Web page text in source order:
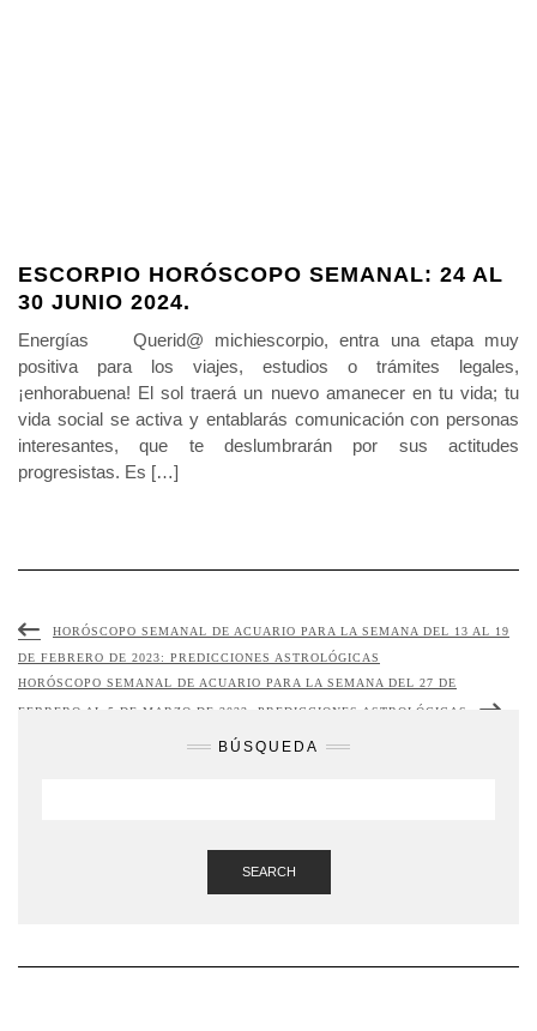
ESCORPIO HORÓSCOPO SEMANAL: 24 AL
30 JUNIO 2024.
Energías Querid@ michiescorpio, entra una etapa muy
positiva para los viajes, estudios o trámites legales,
¡enhorabuena! El sol traerá un nuevo amanecer en tu vida; tu
vida social se activa y entablarás comunicación con personas
interesantes, que te deslumbrarán por sus actitudes
progresistas. Es […]
HORÓSCOPO SEMANAL DE ACUARIO PARA LA SEMANA DEL 13 AL 19
DE FEBRERO DE 2023: PREDICCIONES ASTROLÓGICAS
HORÓSCOPO SEMANAL DE ACUARIO PARA LA SEMANA DEL 27 DE
FEBRERO AL 5 DE MARZO DE 2023: PREDICCIONES ASTROLÓGICAS
BÚSQUEDA
SEARCH